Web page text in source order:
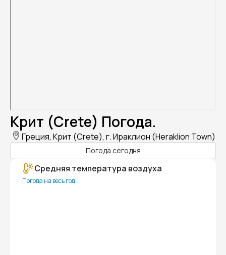
Крит (Crete) Погода.
Греция, Крит (Crete), г. Ираклион (Heraklion Town)
Погода сегодня
Средняя температура воздуха
Погода на весь год